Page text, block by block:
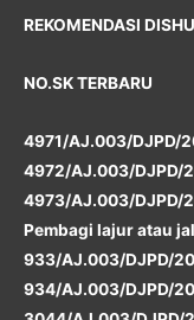
REKOMENDASI
NO.SK TERBARU
4971/AJ.003/DJPD/
4972/AJ.003/DJPD/
4973/AJ.003/DJPD/
Pembagi lajur atau
933/AJ.003/DJPD/
934/AJ.003/DJPD/